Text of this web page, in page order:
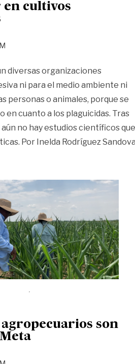
en cultivos
diversas organizaciones
ni para el medio ambiente ni
personas o animales, porque se
en cuanto a los plaguicidas. Tras
no hay estudios científicos que
Por Inelda Rodríguez
son